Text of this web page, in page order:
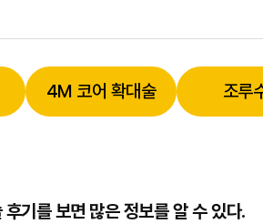
4M 코어 확대술 조루
기를 보면 많은 정보를 알 수 있다.